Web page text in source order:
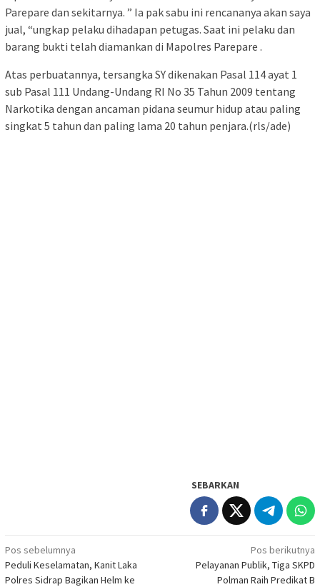
Parepare dan sekitarnya. ” Ia pak sabu ini rencananya akan saya
jual, “ungkap pelaku dihadapan petugas. Saat ini pelaku dan
barang bukti telah diamankan di Mapolres Parepare .
Atas perbuatannya, tersangka SY dikenakan Pasal 114 ayat 1
sub Pasal 111 Undang-Undang RI No 35 Tahun 2009 tentang
Narkotika dengan ancaman pidana seumur hidup atau paling
singkat 5 tahun dan paling lama 20 tahun penjara.(rls/ade)
SEBARKAN
Navigasi
pos
Pos sebelumnya
Peduli Keselamatan, Kanit Laka
Polres Sidrap Bagikan Helm ke
Pos berikutnya
Pelayanan Publik, Tiga SKPD
Polman Raih Predikat B